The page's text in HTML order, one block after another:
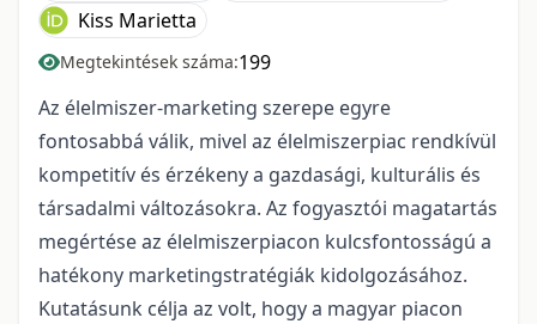
Kiss Marietta
Megtekintések száma:199
Az élelmiszer-marketing szerepe egyre
fontosabbá válik, mivel az élelmiszerpiac rendkívül
kompetitív és érzékeny a gazdasági, kulturális és
társadalmi változásokra. Az fogyasztói magatartás
megértése az élelmiszerpiacon kulcsfontosságú a
hatékony marketingstratégiák kidolgozásához.
Kutatásunk célja az volt, hogy a magyar piacon